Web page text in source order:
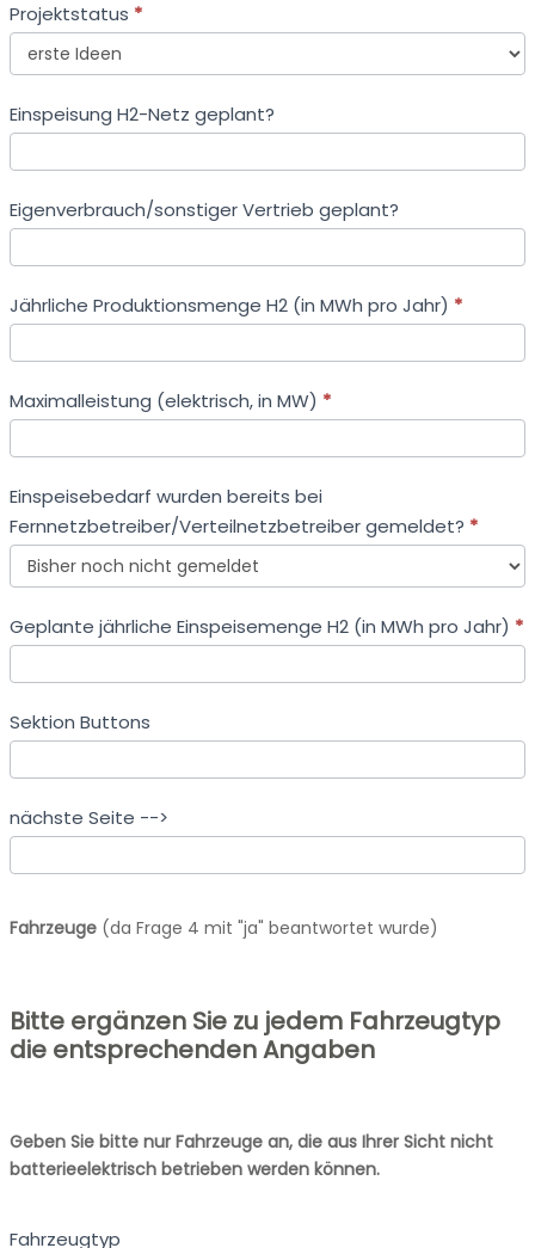
Typ
Projektstatus *
Einspeisung H2-Netz geplant?
Eigenverbrauch/sonstiger Vertrieb geplant?
Jährliche Produktionsmenge H2 (in MWh pro Jahr) *
Maximalleistung (elektrisch, in MW) *
Einspeisebedarf wurden bereits bei
Fernnetzbetreiber/Verteilnetzbetreiber gemeldet? *
wurden
Fernnetzbetreiber/Verteilnetzbetreiber
Geplante jährliche Einspeisemenge H2 (in MWh pro Jahr) *
Sektion Buttons
nächste Seite -->
Fahrzeuge (da Frage 4 mit "ja" beantwortet wurde)
Bitte ergänzen Sie zu jedem Fahrzeugtyp
die entsprechenden Angaben
Geben Sie bitte nur Fahrzeuge an, die aus Ihrer Sicht nicht
batterieelektrisch betrieben werden können.
Fahrzeugtyp